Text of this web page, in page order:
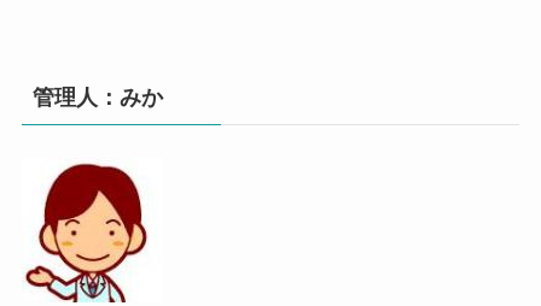
管理人：みか